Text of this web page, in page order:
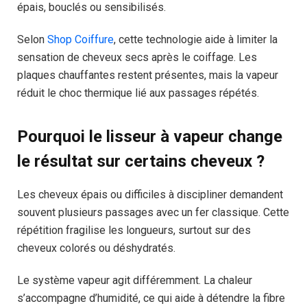
épais, bouclés ou sensibilisés.
Selon Shop Coiffure, cette technologie aide à limiter la
sensation de cheveux secs après le coiffage. Les
plaques chauffantes restent présentes, mais la vapeur
réduit le choc thermique lié aux passages répétés.
Pourquoi le lisseur à vapeur change
le résultat sur certains cheveux ?
Les cheveux épais ou difficiles à discipliner demandent
souvent plusieurs passages avec un fer classique. Cette
répétition fragilise les longueurs, surtout sur des
cheveux colorés ou déshydratés.
Le système vapeur agit différemment. La chaleur
s’accompagne d’humidité, ce qui aide à détendre la fibre